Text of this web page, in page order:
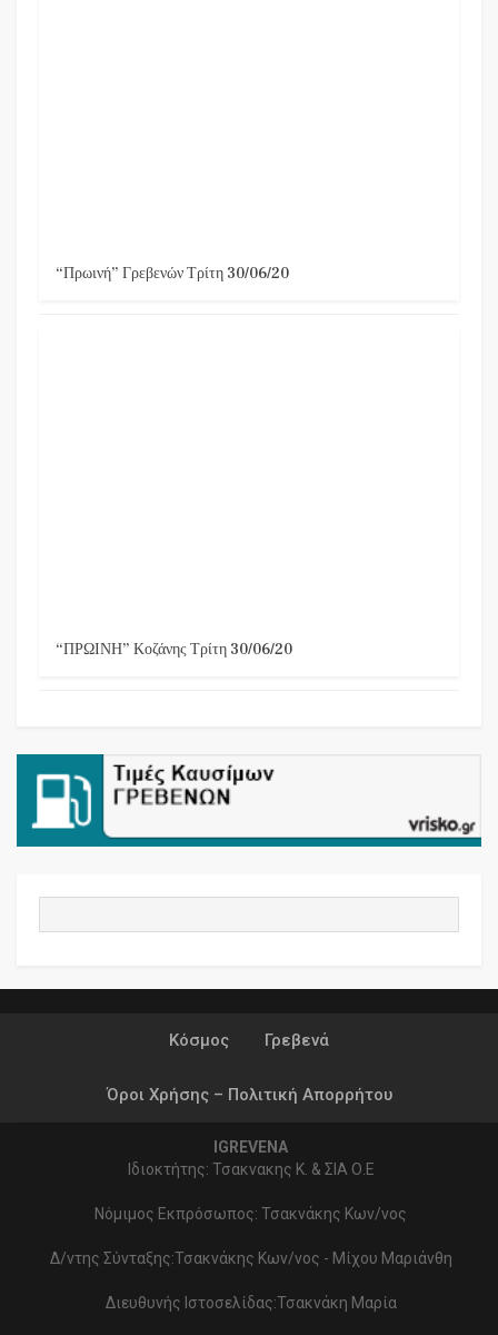
“Πρωινή” Γρεβενών Τρίτη 30/06/20
“ΠΡΩΙΝΗ” Κοζάνης Τρίτη 30/06/20
Κόσμος Γρεβενά
Όροι Χρήσης – Πολιτική Απορρήτου
IGREVENA
Ιδιοκτήτης: Τσακνακης Κ. & ΣΙΑ Ο.Ε
Νόμιμος Εκπρόσωπος: Τσακνάκης Κων/νος
Δ/ντης Σύνταξης:Τσακνάκης Κων/νος - Μίχου Μαριάνθη
Διευθυνής Ιστοσελίδας:Τσακνάκη Μαρία